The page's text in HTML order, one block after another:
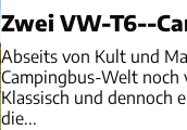
Zwei VW-T6--
Abseits von Kult und
Campingbus-Welt noch
Klassisch und dennoch
die...